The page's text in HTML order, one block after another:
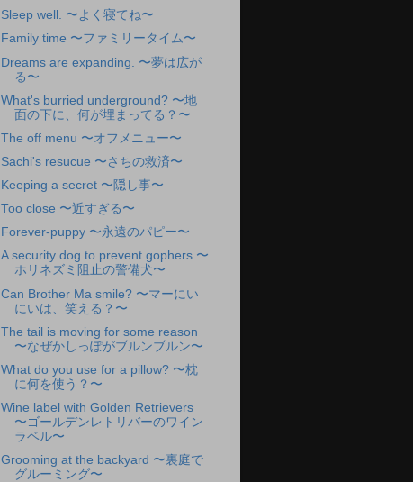
Sleep well. 〜よく寝てね〜
Family time 〜ファミリータイム〜
Dreams are expanding. 〜夢は広が
る〜
What's burried underground? 〜地
面の下に、何が埋まってる？〜
The off menu 〜オフメニュー〜
Sachi's resucue 〜さちの救済〜
Keeping a secret 〜隠し事〜
Too close 〜近すぎる〜
Forever-puppy 〜永遠のパピー〜
A security dog to prevent gophers 〜
ホリネズミ阻止の警備犬〜
Can Brother Ma smile? 〜マーにい
にいは、笑える？〜
The tail is moving for some reason
〜なぜかしっぽがブルンブルン〜
What do you use for a pillow? 〜枕
に何を使う？〜
Wine label with Golden Retrievers
〜ゴールデンレトリバーのワイン
ラベル〜
Grooming at the backyard 〜裏庭で
グルーミング〜